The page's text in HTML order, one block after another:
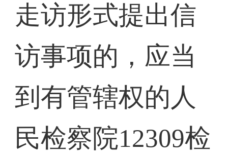
走访形式提出信
访事项的，应当
到有管辖权的人
民检察院12309检